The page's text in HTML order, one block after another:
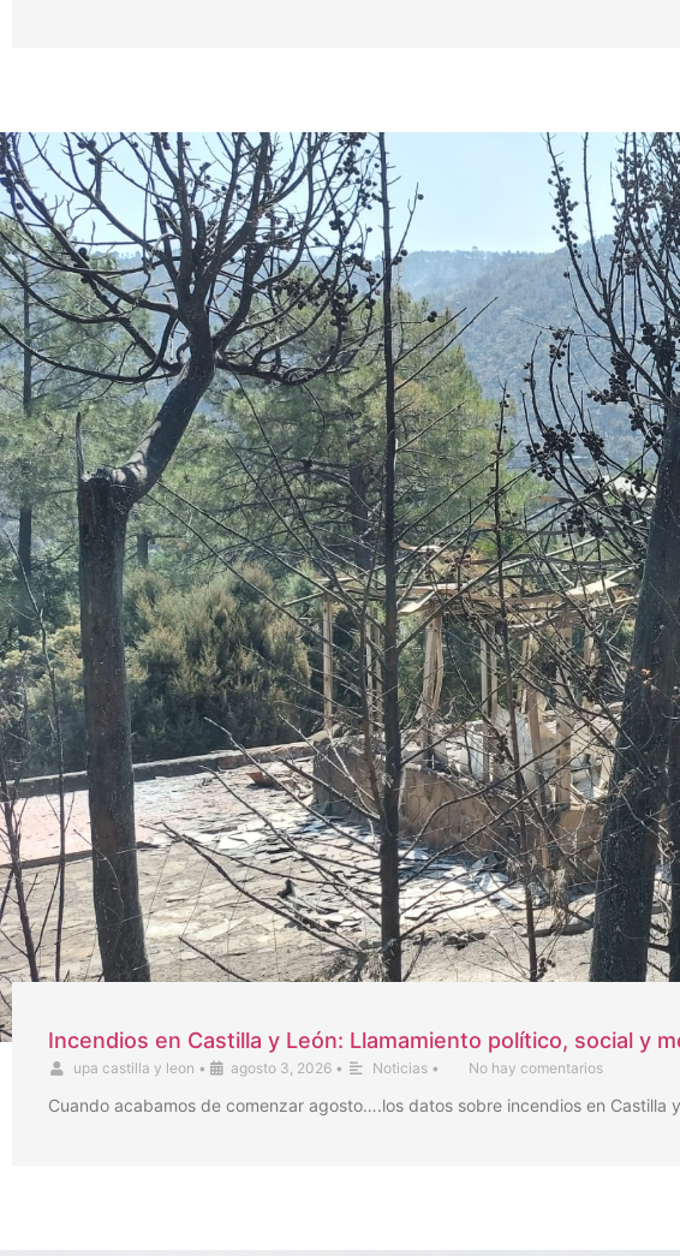
Incendios en Castilla y León: Llamamiento político, social y
upa castilla y leon • agosto 3, 2026 • Noticias • No hay comentarios
Cuando acabamos de comenzar agosto….los datos sobre incendios en